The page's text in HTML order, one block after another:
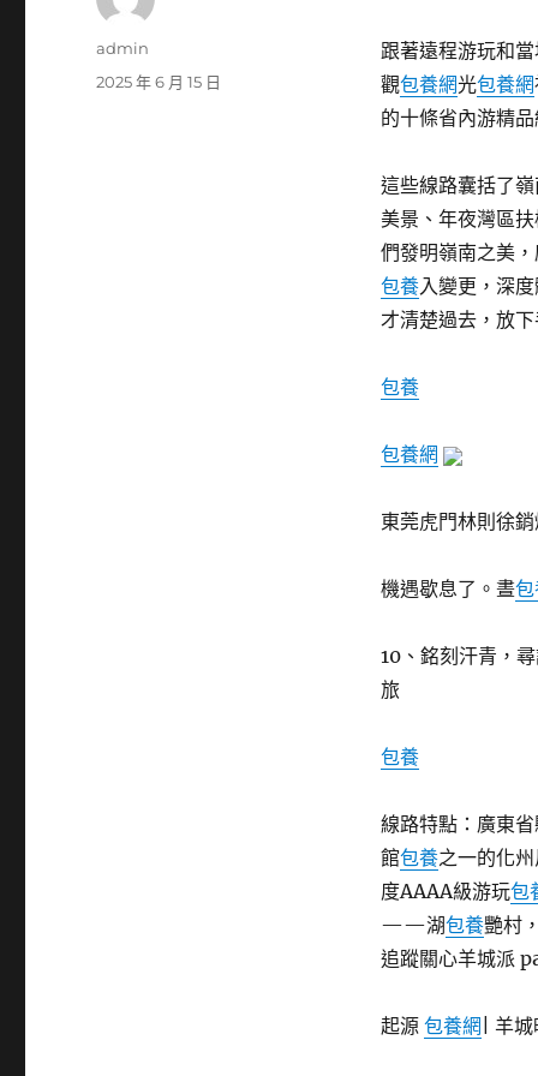
跟著遠程游玩和
觀包養網光包養網
的十條省內游精
這些線路囊括了
美景、年夜灣區
們發明嶺南之美
包養入變更，深
才清楚過去，放
包養
包養網
東莞虎門林則徐
機遇歇息了。晝
10、銘刻汗青，
旅
包養
線路特點：廣東
館包養之一的化
度AAAA級游玩包
——湖包養艷村
追蹤關心羊城派
起源 包養網 | 羊
作
admin
發
2025 年 6 月 15 日